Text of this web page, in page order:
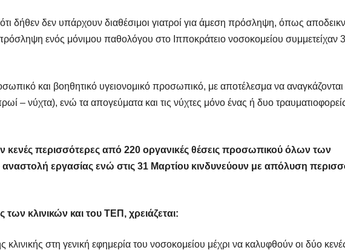
δήθεν δεν υπάρχουν διαθέσιμοι γιατροί για άμεση πρόσληψη, όπως
ενός μόνιμου παθολόγου στο Ιπποκράτειο νοσοκομείου συμμετείχαν
και βοηθητικό υγειονομικό προσωπικό, με αποτέλεσμα να
– νύχτα), ενώ τα απογεύματα και τις νύχτες μόνο ένας ή δυο
κενές περισσότερες από 220 οργανικές θέσεις προσωπικού όλων των
αναστολή εργασίας ενώ στις 31 Μαρτίου κινδυνεύουν με απόλυση
κλινικών και του ΤΕΠ, χρειάζεται:
στη γενική εφημερία του νοσοκομείου μέχρι να καλυφθούν οι δύο